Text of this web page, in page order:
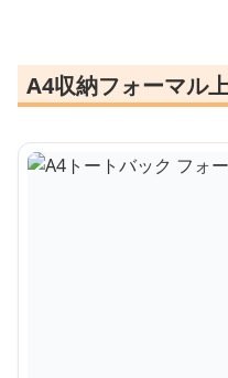
A4収納フォーマル